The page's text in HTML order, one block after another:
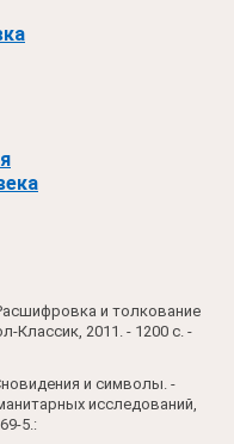
и толкование
Классик, 2011. - 1200 c. -
и символы. -
исследований,
5.: